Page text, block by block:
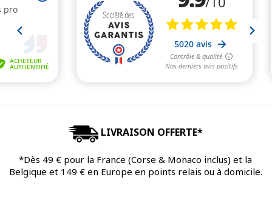
LIVRAISON OFFERTE*
*Dès 49 € pour la France (Corse & Monaco inclus) et la
Belgique et 149 € en Europe en points relais ou à domicile.